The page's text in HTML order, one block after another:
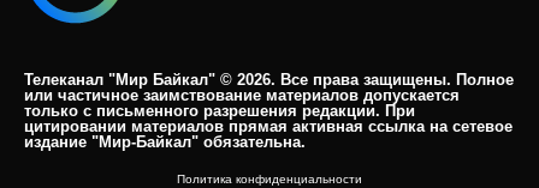
Телеканал "Мир Байкал" © 2026. Все права защищены. Полное
или частичное заимствование материалов допускается
только с письменного разрешения редакции. При
цитировании материалов прямая активная ссылка на сетевое
издание "Мир-Байкал" обязательна.​
Политика конфиденциальности